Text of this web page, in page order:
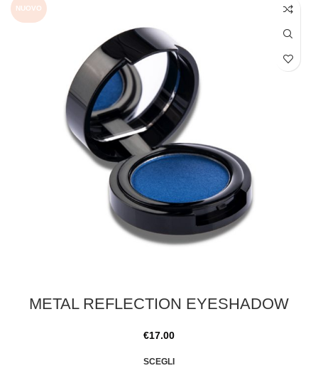
NUOVO
METAL REFLECTION EYESHADOW
€17.00
SCEGLI